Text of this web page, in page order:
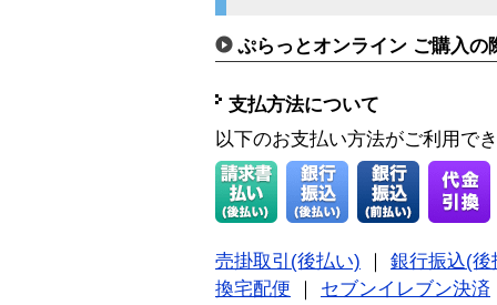
ぷらっとオンライン ご購入の
支払方法について
以下のお支払い方法がご利用で
売掛取引(後払い)
銀行振込(後
換宅配便
セブンイレブン決済